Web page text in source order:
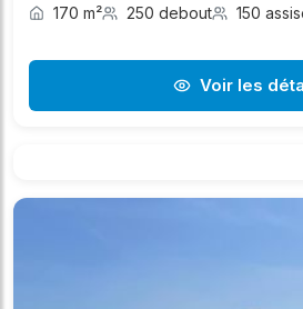
170 m² 250 debout 150
Voir les